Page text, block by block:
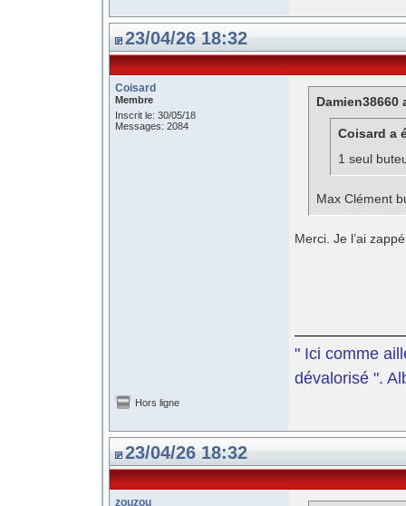
23/04/26 18:32
Coisard
Membre
Inscrit le: 30/05/18
Messages: 2084
Damien38660
Coisard a
1 seul
Max Clément
Merci. Je l’ai
" Ici comme
dévalorisé ".
Hors ligne
23/04/26 18:32
zouzou